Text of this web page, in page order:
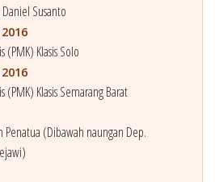
Susanto
(PMK) Klasis Solo
(PMK) Klasis Semarang Barat
Penatua (Dibawah naungan Dep.